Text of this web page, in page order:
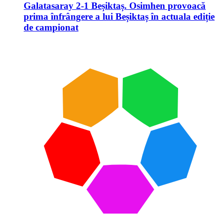
Galatasaray 2-1 Beșiktaș. Osimhen provoacă
prima înfrângere a lui Beșiktaș în actuala ediție
de campionat